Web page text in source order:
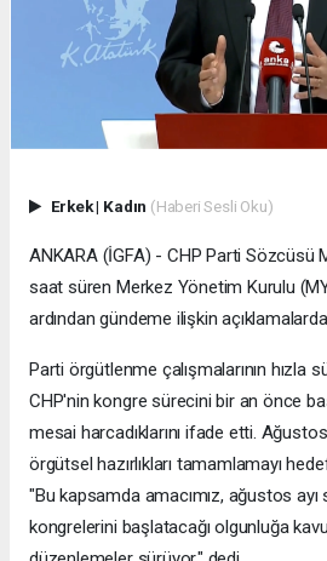
Erkek| Kadın (Haberi Sesli Oku)
ANKARA (İGFA) - CHP Parti Sözcüsü
saat süren Merkez Yönetim Kurulu
ardından gündeme ilişkin
Parti örgütlenme çalışmalarının hızla
CHP'nin kongre sürecini bir an önce
mesai harcadıklarını ifade etti.
örgütsel hazırlıkları tamamlamayı
"Bu kapsamda amacımız, ağustos
kongrelerini başlatacağı olgunluğa